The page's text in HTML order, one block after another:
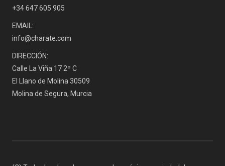
+34 647 605 905
EMAIL:
info@charate.com
DIRECCIÓN:
Calle La Viña 17 2º C
El Llano de Molina 30509
Molina de Segura, Murcia